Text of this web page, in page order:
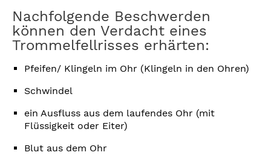
Nachfolgende Beschwerden
können den Verdacht eines
Trommelfellrisses erhärten:
Pfeifen/ Klingeln im Ohr (Klingeln in den Ohren)
Schwindel
ein Ausfluss aus dem laufendes Ohr (mit
Flüssigkeit oder Eiter)
Blut aus dem Ohr